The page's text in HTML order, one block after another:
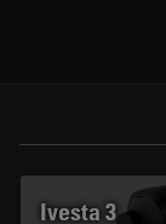
Ivesta 3